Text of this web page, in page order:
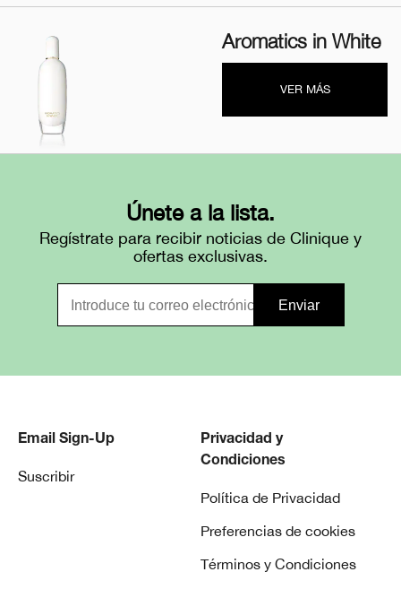
Aromatics in White
VER MÁS
Únete a la lista.
Regístrate para recibir noticias de Clinique y
ofertas exclusivas.
Email Sign-Up
Suscribir
Privacidad y
Condiciones
Política de Privacidad
Preferencias de cookies
Términos y Condiciones